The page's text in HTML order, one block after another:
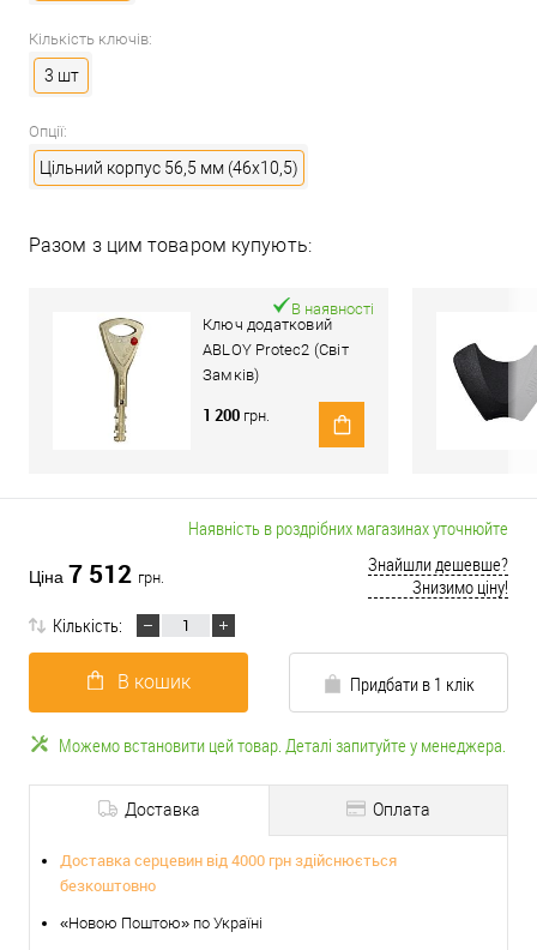
Кількість ключів:
3 шт
Опції:
Цільний корпус 56,5 мм (46x10,5)
Разом з цим товаром купують:
Ключ додатковий
ABLOY Protec2 (Світ
Замків)
В наявності
1 200 грн.
Наявність в роздрібних магазинах уточнюйте
Ціна 7 512 грн.
Знайшли дешевше?
Знизимо ціну!
Кількість:
В кошик Придбати в 1 клік
Можемо встановити цей товар. Деталі запитуйте у менеджера.
Доставка Оплата
Доставка серцевин від 4000 грн здійснюється
безкоштовно
«Новою Поштою» по Україні